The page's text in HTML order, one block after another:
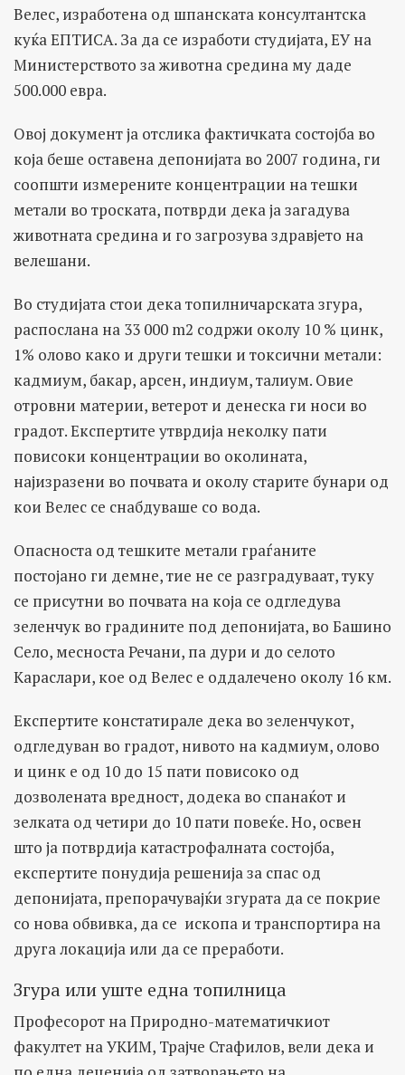
Велес, изработена од шпанската консултантска
куќа ЕПТИСА. За да се изработи студијата, ЕУ на
Министерството за животна средина му даде
500.000 евра.
Овој документ ја отслика фактичката состојба во
која беше оставена депонијата во 2007 година, ги
соопшти измерените концентрации на тешки
метали во троската, потврди дека ја загадува
животната средина и го загрозува здравјето на
велешани.
Во студијата стои дека топилничарската згура,
распослана на 33 000 m2 содржи околу 10 % цинк,
1% олово како и други тешки и токсични метали:
кадмиум, бакар, арсен, индиум, талиум. Овие
отровни материи, ветерот и денеска ги носи во
градот. Експертите утврдија неколку пати
повисоки концентрации во околината,
најизразени во почвата и околу старите бунари од
кои Велес се снабдуваше со вода.
Опасноста од тешките метали граѓаните
постојано ги демне, тие не се разградуваат, туку
се присутни во почвата на која се одгледува
зеленчук во градините под депонијата, во Башино
Село, месноста Речани, па дури и до селото
Караслари, кое од Велес е оддалечено околу 16 км.
Експертите констатирале дека во зеленчукот,
одгледуван во градот, нивото на кадмиум, олово
и цинк е од 10 до 15 пати повисоко од
дозволената вредност, додека во спанаќот и
зелката од четири до 10 пати повеќе. Но, освен
што ја потврдија катастрофалната состојба,
експертите понудија решенија за спас од
депонијата, препорачувајќи згурата да се покрие
со нова обвивка, да се ископа и транспортира на
друга локација или да се преработи.
Згура или уште една топилница
Професорот на Природно-математичкиот
факултет на УКИМ, Трајче Стафилов, вели дека и